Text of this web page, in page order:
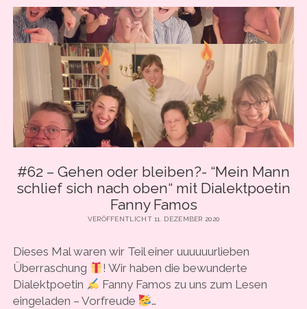
VILSALPSEE“
–
EIN
KURZKRIMI
VON
MATHIAS
„MEDDI“
MÜLLER
FÜR
DRAMA
CARBONARA
#62 – Gehen oder bleiben?- “Mein Mann
schlief sich nach oben“ mit Dialektpoetin
Fanny Famos
VERÖFFENTLICHT 11. DEZEMBER 2020
Dieses Mal waren wir Teil einer uuuuuurlieben
Überraschung
! Wir haben die bewunderte
Dialektpoetin
Fanny Famos zu uns zum Lesen
eingeladen – Vorfreude
…